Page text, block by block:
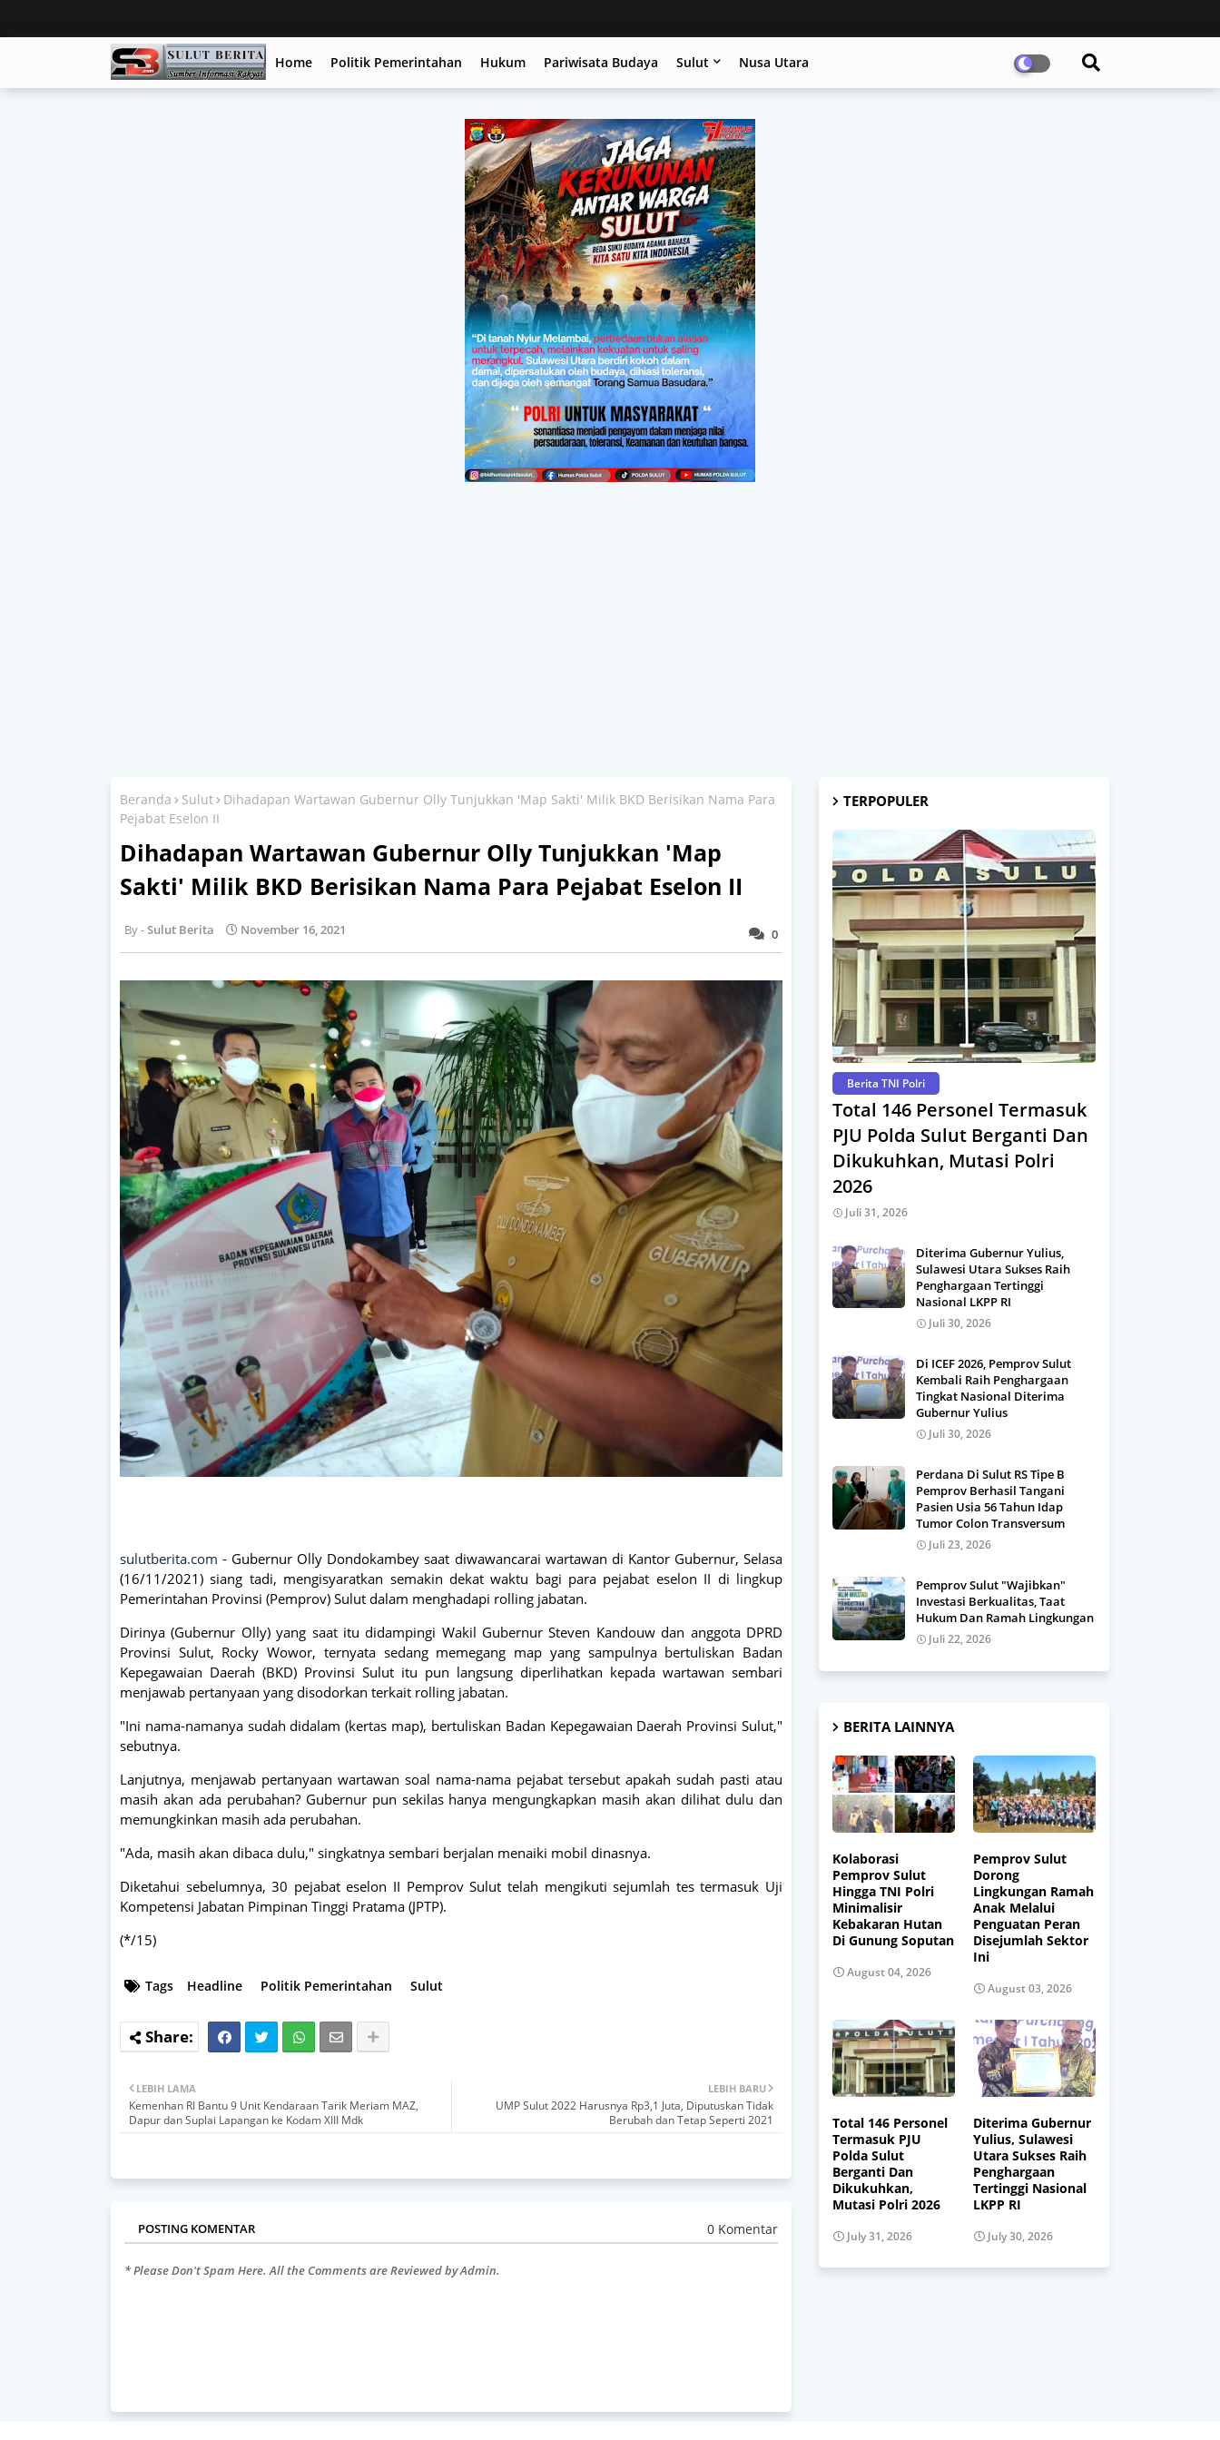
Home Politik Pemerintahan Hukum Pariwisata Budaya Sulut Nusa Utara
Beranda Sulut
Dihadapan Wartawan Gubernur Olly Tunjukkan 'Map Sakti' Milik BKD Berisikan Nama Para
Pejabat Eselon II
Dihadapan Wartawan Gubernur Olly Tunjukkan 'Map
Sakti' Milik BKD Berisikan Nama Para Pejabat Eselon II
0
Sulut Berita November 16, 2021
sulutberita.com - Gubernur Olly Dondokambey saat diwawancarai wartawan di Kantor Gubernur, Selasa
(16/11/2021) siang tadi, mengisyaratkan semakin dekat waktu bagi para pejabat eselon II di lingkup
Pemerintahan Provinsi (Pemprov) Sulut dalam menghadapi rolling jabatan.
Dirinya (Gubernur Olly) yang saat itu didampingi Wakil Gubernur Steven Kandouw dan anggota DPRD
Provinsi Sulut, Rocky Wowor, ternyata sedang memegang map yang sampulnya bertuliskan Badan
Kepegawaian Daerah (BKD) Provinsi Sulut itu pun langsung diperlihatkan kepada wartawan sembari
menjawab pertanyaan yang disodorkan terkait rolling jabatan.
"Ini nama-namanya sudah didalam (kertas map), bertuliskan Badan Kepegawaian Daerah Provinsi Sulut,"
sebutnya.
Lanjutnya, menjawab pertanyaan wartawan soal nama-nama pejabat tersebut apakah sudah pasti atau
masih akan ada perubahan? Gubernur pun sekilas hanya mengungkapkan masih akan dilihat dulu dan
memungkinkan masih ada perubahan.
"Ada, masih akan dibaca dulu," singkatnya sembari berjalan menaiki mobil dinasnya.
Diketahui sebelumnya, 30 pejabat eselon II Pemprov Sulut telah mengikuti sejumlah tes termasuk Uji
Kompetensi Jabatan Pimpinan Tinggi Pratama (JPTP).
(*/15)
Tags Headline Politik Pemerintahan Sulut
LEBIH BARU
UMP Sulut 2022 Harusnya Rp3,1 Juta, Diputuskan Tidak
Berubah dan Tetap Seperti 2021
LEBIH LAMA
Kemenhan RI Bantu 9 Unit Kendaraan Tarik Meriam MAZ,
Dapur dan Suplai Lapangan ke Kodam XIII Mdk
POSTING KOMENTAR 0 Komentar
* Please Don't Spam Here. All the Comments are Reviewed by Admin.
TERPOPULER
Berita TNI Polri
Total 146 Personel Termasuk
PJU Polda Sulut Berganti Dan
Dikukuhkan, Mutasi Polri
2026
Juli 31, 2026
Diterima Gubernur Yulius,
Sulawesi Utara Sukses Raih
Penghargaan Tertinggi
Nasional LKPP RI
Juli 30, 2026
Di ICEF 2026, Pemprov Sulut
Kembali Raih Penghargaan
Tingkat Nasional Diterima
Gubernur Yulius
Juli 30, 2026
Perdana Di Sulut RS Tipe B
Pemprov Berhasil Tangani
Pasien Usia 56 Tahun Idap
Tumor Colon Transversum
Juli 23, 2026
Pemprov Sulut "Wajibkan"
Investasi Berkualitas, Taat
Hukum Dan Ramah Lingkungan
Juli 22, 2026
BERITA LAINNYA
Kolaborasi
Pemprov Sulut
Hingga TNI Polri
Minimalisir
Kebakaran Hutan
Di Gunung Soputan
August 04, 2026
Pemprov Sulut
Dorong
Lingkungan Ramah
Anak Melalui
Penguatan Peran
Disejumlah Sektor
Ini
August 03, 2026
Total 146 Personel
Termasuk PJU
Polda Sulut
Berganti Dan
Dikukuhkan,
Mutasi Polri 2026
July 31, 2026
Diterima Gubernur
Yulius, Sulawesi
Utara Sukses Raih
Penghargaan
Tertinggi Nasional
LKPP RI
July 30, 2026